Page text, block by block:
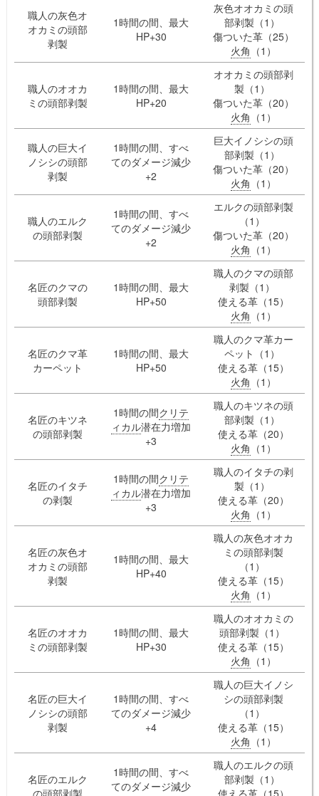
職人の灰色オ
オカミの頭部
剥製
1時間の間、最大
HP+30
灰色オオカミの頭
部剥製（1）
傷ついた革（25）
火角 （1）
職人のオオカ
ミの頭部剥製
1時間の間、最大
HP+20
オオカミの頭部剥
製（1）
傷ついた革（20）
火角 （1）
職人の巨大イ
ノシシの頭部
剥製
1時間の間、すべ
てのダメージ減少
+2
巨大イノシシの頭
部剥製（1）
傷ついた革（20）
火角 （1）
職人のエルク
の頭部剥製
1時間の間、すべ
てのダメージ減少
+2
エルクの頭部剥製
（1）
傷ついた革（20）
火角 （1）
名匠のクマの
頭部剥製
1時間の間、最大
HP+50
職人のクマの頭部
剥製（1）
使える革（15）
火角 （1）
名匠のクマ革
カーペット
1時間の間、最大
HP+50
職人のクマ革カー
ペット（1）
使える革（15）
火角 （1）
名匠のキツネ
の頭部剥製
1時間の間クリテ
ィカル潜在力増加
+3
職人のキツネの頭
部剥製（1）
使える革（20）
火角 （1）
名匠のイタチ
の剥製
1時間の間クリテ
ィカル潜在力増加
+3
職人のイタチの剥
製（1）
使える革（20）
火角 （1）
名匠の灰色オ
オカミの頭部
剥製
1時間の間、最大
HP+40
職人の灰色オオカ
ミの頭部剥製
（1）
使える革（15）
火角 （1）
名匠のオオカ
ミの頭部剥製
1時間の間、最大
HP+30
職人のオオカミの
頭部剥製（1）
使える革（15）
火角 （1）
名匠の巨大イ
ノシシの頭部
剥製
1時間の間、すべ
てのダメージ減少
+4
職人の巨大イノシ
シの頭部剥製
（1）
使える革（15）
火角 （1）
名匠のエルク
1時間の間、すべ
てのダメージ減少
職人のエルクの頭
部剥製（1）